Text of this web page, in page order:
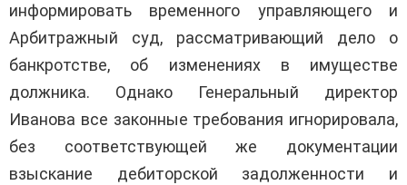
информировать временного управляющего и
Арбитражный суд, рассматривающий дело о
банкротстве, об изменениях в имуществе
должника. Однако Генеральный директор
Иванова все законные требования игнорировала,
без соответствующей же документации
взыскание дебиторской задолженности и